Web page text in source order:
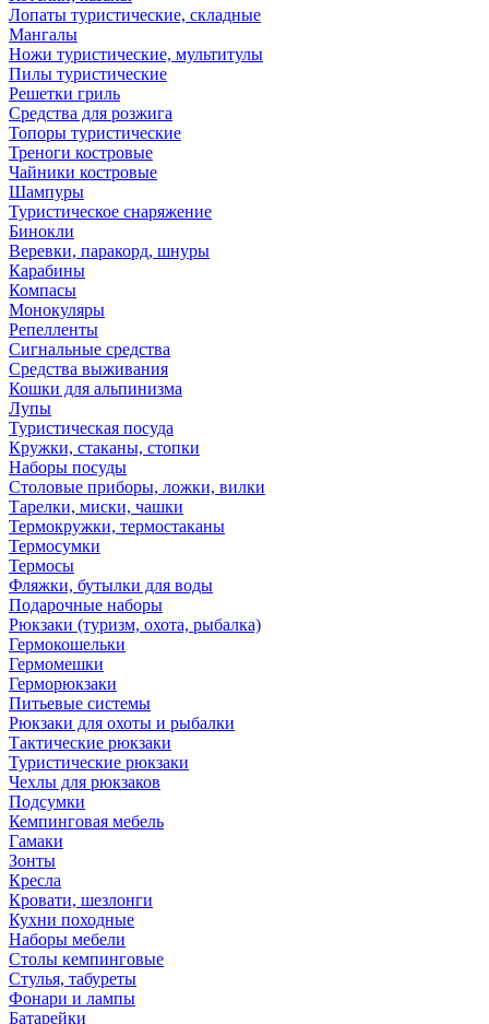
Лопаты туристические, складные
Мангалы
Ножи туристические, мультитулы
Пилы туристические
Решетки гриль
Средства для розжига
Топоры туристические
Треноги костровые
Чайники костровые
Шампуры
Туристическое снаряжение
Бинокли
Веревки, паракорд, шнуры
Карабины
Компасы
Монокуляры
Репелленты
Сигнальные средства
Средства выживания
Кошки для альпинизма
Лупы
Туристическая посуда
Кружки, стаканы, стопки
Наборы посуды
Столовые приборы, ложки, вилки
Тарелки, миски, чашки
Термокружки, термостаканы
Термосумки
Термосы
Фляжки, бутылки для воды
Подарочные наборы
Рюкзаки (туризм, охота, рыбалка)
Гермокошельки
Гермомешки
Герморюкзаки
Питьевые системы
Рюкзаки для охоты и рыбалки
Тактические рюкзаки
Туристические рюкзаки
Чехлы для рюкзаков
Подсумки
Кемпинговая мебель
Гамаки
Зонты
Кресла
Кровати, шезлонги
Кухни походные
Наборы мебели
Столы кемпинговые
Стулья, табуреты
Фонари и лампы
Батарейки